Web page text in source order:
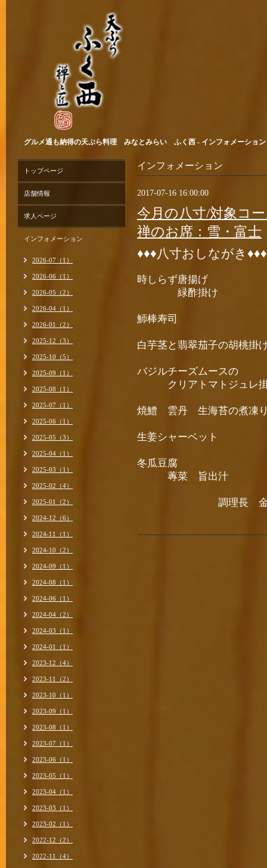
グルメ通も納得の天ぷら料理 みなとみらい ふく西 - インフォメーション
インフォメーション
2017-07-16 16:00:00
今月の八寸/対象コ
禅のお席：雪・富士
♦♦♦八寸おしながき♦♦♦
時しらず唐揚げ
緑酢掛け
魳棒寿司
白芋茎と翡翠茄子の胡桃掛
バジルチーズムースの
クリアトマトジュレ
焼鱧 雲丹 生海苔の煮凍
生姜シャーベット
冬瓜豆腐
蓴菜 旨出汁
調理長 金井
トップページ
店舗情報
求人ページ
インフォメーション
2026-07（1）
2026-06（1）
2026-05（2）
2026-04（1）
2026-01（2）
2025-12（3）
2025-10（5）
2025-09（1）
2025-08（1）
2025-07（1）
2025-06（1）
2025-05（3）
2025-04（1）
2025-03（1）
2025-02（4）
2025-01（2）
2024-12（6）
2024-11（1）
2024-10（2）
2024-09（1）
2024-08（1）
2024-06（1）
2024-04（2）
2024-03（1）
2024-01（1）
2023-12（4）
2023-11（2）
2023-10（1）
2023-09（1）
2023-08（1）
2023-07（1）
2023-06（1）
2023-05（1）
2023-04（1）
2023-03（1）
2023-02（1）
2022-12（2）
2022-11（4）